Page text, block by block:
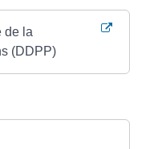
de la
(DDPP)